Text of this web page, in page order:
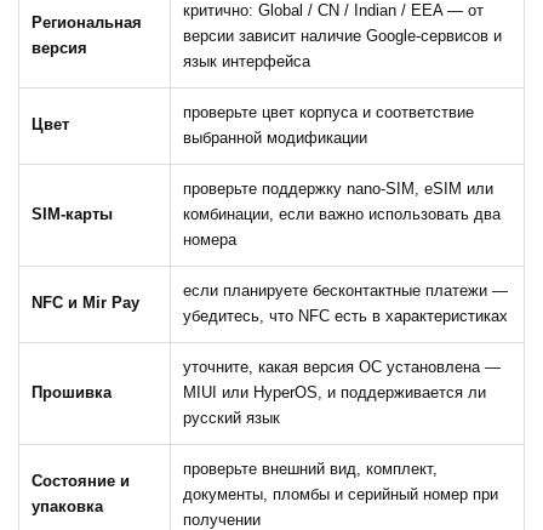
Региональная
версия
критично: Global / CN / Indian / EEA — от
версии зависит наличие Google-сервисов и
язык интерфейса
Цвет
проверьте цвет корпуса и соответствие
выбранной модификации
SIM-карты
проверьте поддержку nano-SIM, eSIM или
комбинации, если важно использовать два
номера
NFC и Mir Pay
если планируете бесконтактные платежи —
убедитесь, что NFC есть в характеристиках
Прошивка
уточните, какая версия ОС установлена —
MIUI или HyperOS, и поддерживается ли
русский язык
Состояние и
упаковка
проверьте внешний вид, комплект,
документы, пломбы и серийный номер при
получении